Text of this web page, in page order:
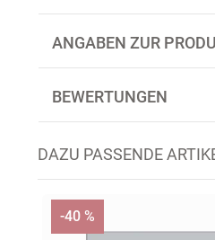
ANGABEN ZUR
BEWERTUNGEN
DAZU PASSENDE
-40 %